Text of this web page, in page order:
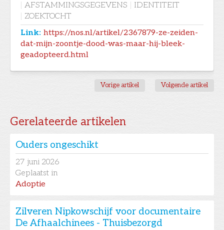
AFSTAMMINGSGEGEVENS
IDENTITEIT
ZOEKTOCHT
Link: https://nos.nl/artikel/2367879-ze-zeiden-
dat-mijn-zoontje-dood-was-maar-hij-bleek-
geadopteerd.html
Vorige artikel Volgende artikel
Gerelateerde artikelen
Ouders ongeschikt
27 juni 2026
Geplaatst in
Adoptie
Zilveren Nipkowschijf voor documentaire
De Afhaalchinees - Thuisbezorgd